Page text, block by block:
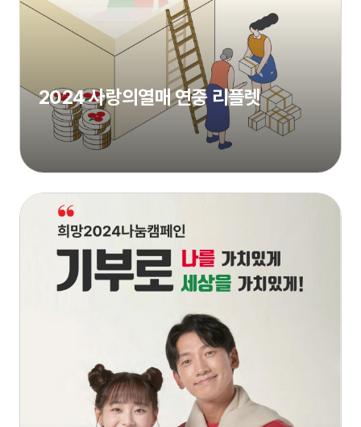
2024 사랑의열매 연중 리플렛